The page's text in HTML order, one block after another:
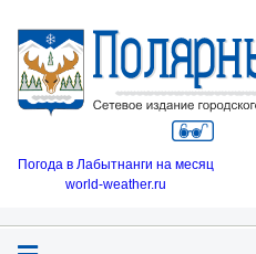
Погода в Лабытнанги на месяц
world-weather.ru